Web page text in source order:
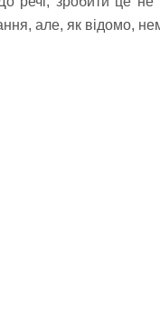
але, як відомо,